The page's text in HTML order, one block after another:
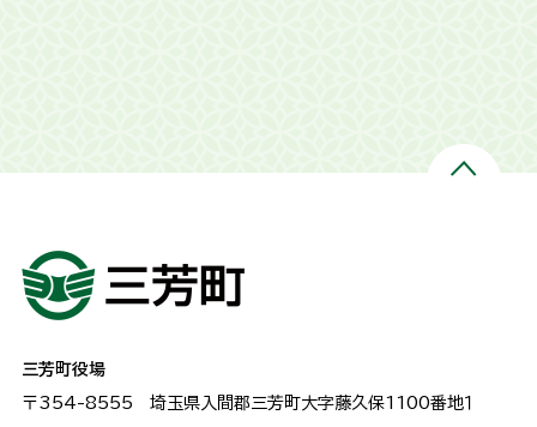
三芳町役場
〒354-8555 埼玉県入間郡三芳町大字藤久保1100番地１